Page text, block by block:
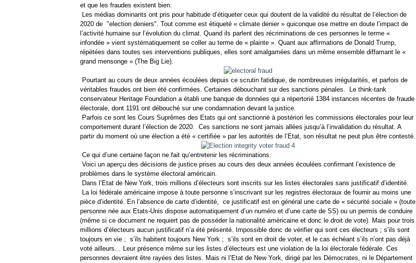
et que les fraudes existent bien.
Les médias dominants ont pris pour habitude d’étiqueter ceux qui doutent de la validité du résultat de l’élection de
2020 de "election deniers". Tout comme est étiqueté « climate denier » quiconque ose mettre en doute l’impact de
l’activité humaine sur l’évolution du climat. Quand ils parlent des récriminations de ces personnes le terme «
infondée » vient systématiquement se coller au terme de « plainte ». Quant aux affirmations de Donald Trump,
répétées dans toutes ses interventions publiques, elles sont amalgamées dans un même ensemble diffamant le «
grand mensonge » (The Big Lie).
Pourtant au cours de deux années écoulées depuis ce scrutin fatidique, de nombreuses irrégularités, et parfois de
véritables fraudes ont bien été confirmées. Certaines débouchant sur des sanctions pénales.
Le think-tank
conservateur Heritage Foundation a établi une banque de données qui a répertorié 1384 instances récentes de fraude
électorale, dont 1191 ont débouché sur une condamnation devant la justice.
Parfois ce sont les Cours Suprêmes des Etats qui ont sanctionné à postériori les commissions électorales pour leur
comportement durant l’élection de 2020. Ces sanctions ne sont jamais allées jusqu’à l’invalidation du résultat. A
partir du moment où une élection a été « certifiée » par les autorités de l’Etat, son résultat ne peut plus être contesté.
Ce qui d’une certaine façon ne fait qu’entretenir les récriminations.
Voici un aperçu des décisions de justice prises au cours des deux années écoulées confirmant l’existence de
problèmes dans le système électoral américain.
Dans l’Etat de New York, trois millions d’électeurs sont inscrits sur les listes électorales sans justificatif d’identité.
La loi fédérale américaine impose à toute personne s’inscrivant sur les registres électoraux de fournir au moins une
pièce d’identité. En l’absence de carte d’identité, ce justificatif est en général une carte de « sécurité sociale » (toute
personne née aux Etats-Unis dispose automatiquement d’un numéro et d’une carte de SS) ou un permis de conduire
(même si ce document ne requiert pas de posséder la nationalité américaine et donc le droit de vote). Mais pour trois
millions d’électeurs aucun justificatif n’a été présenté. Impossible donc de vérifier qui sont ces électeurs ; s’ils sont
toujours en vie ; s’ils habitent toujours New York ; s’ils sont en droit de voter, et le cas échéant s’ils n’ont pas déjà
voté ailleurs… Leur présence même sur les listes d’électeurs est une violation de la loi électorale fédérale. Ces
personnes devraient être rayées des listes. Mais ni l’Etat de New York, dirigé par les Démocrates, ni le Département